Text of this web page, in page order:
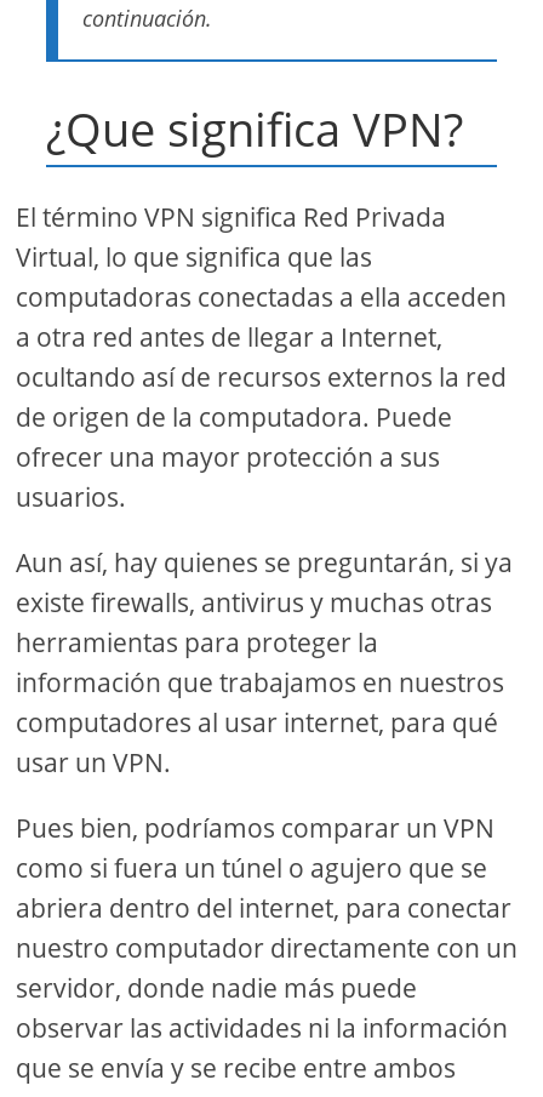
continuación.
¿Que significa VPN?
El término VPN significa Red Privada
Virtual, lo que significa que las
computadoras conectadas a ella acceden
a otra red antes de llegar a Internet,
ocultando así de recursos externos la red
de origen de la computadora. Puede
ofrecer una mayor protección a sus
usuarios.
Aun así, hay quienes se preguntarán, si ya
existe firewalls, antivirus y muchas otras
herramientas para proteger la
información que trabajamos en nuestros
computadores al usar internet, para qué
usar un VPN.
Pues bien, podríamos comparar un VPN
como si fuera un túnel o agujero que se
abriera dentro del internet, para conectar
nuestro computador directamente con un
servidor, donde nadie más puede
observar las actividades ni la información
que se envía y se recibe entre ambos